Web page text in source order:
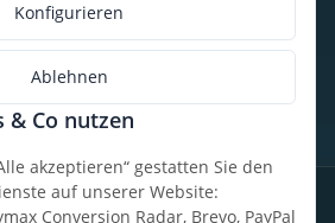
Konfigurieren
Ablehnen
& Co nutzen
akzeptieren“ gestatten Sie den
auf unserer Website:
Conversion Radar, Brevo, PayPal
USt., zzgl.Versand
AGBImpressumSitemap